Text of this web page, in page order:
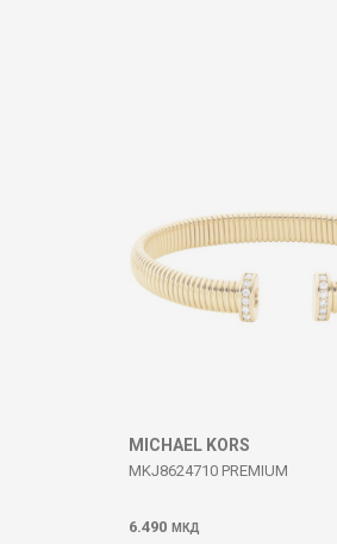
MICHAEL KORS
MKJ8624710 PREMIUM
6.490 МКД